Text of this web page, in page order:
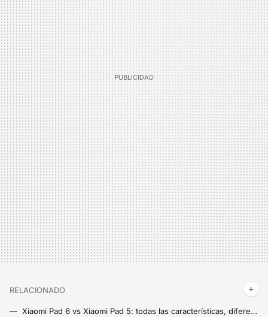
RELACIONADO
Xiaomi Pad 6 vs Xiaomi Pad 5: todas las características, diferencias y precios